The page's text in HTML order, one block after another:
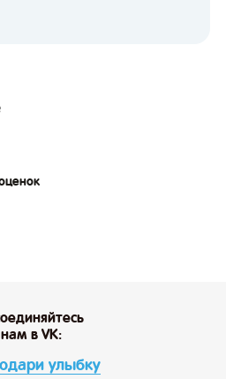
в VK:
улыбку